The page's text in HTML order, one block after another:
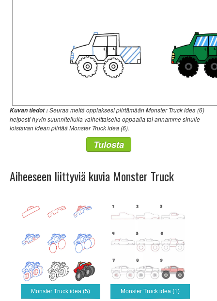
Kuvan tiedot :Seuraa meitä oppiaksesi piirtämään Monster Truck idea (6)
helposti hyvin suunnitellulla vaiheittaisella oppaalla tai annamme sinulle
loistavan idean piirtää Monster Truck idea (6).
Tulosta
Aiheeseen liittyviä kuvia Monster Truck
Monster Truck idea (5) Monster Truck idea (1)